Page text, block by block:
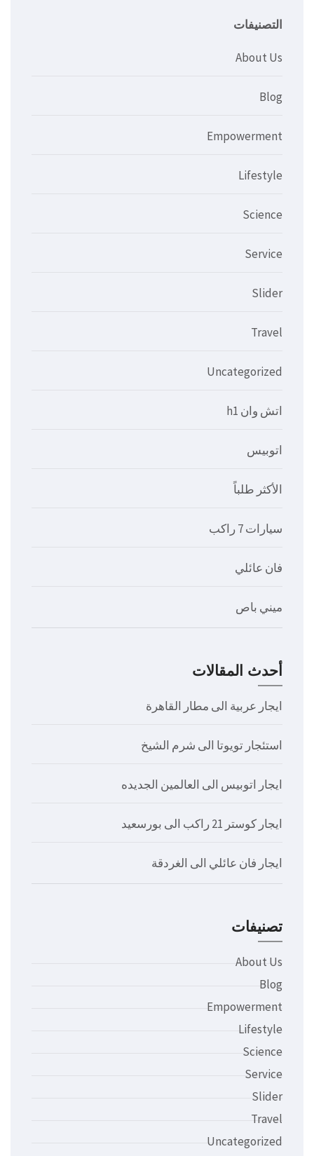
التصنيفات
About Us
Blog
Empowerment
Lifestyle
Science
Service
Slider
Travel
Uncategorized
اتش وان h1
اتوبيس
الأكثر طلباً
سيارات 7 راكب
فان عائلي
ميني باص
أحدث المقالات
ايجار عربية الى مطار القاهرة
استئجار تويوتا الى شرم الشيخ
ايجار اتوبيس الى العالمين الجديده
ايجار كوستر 21 راكب الى بورسعيد
ايجار فان عائلي الى الغردقة
تصنيفات
About Us
Blog
Empowerment
Lifestyle
Science
Service
Slider
Travel
Uncategorized